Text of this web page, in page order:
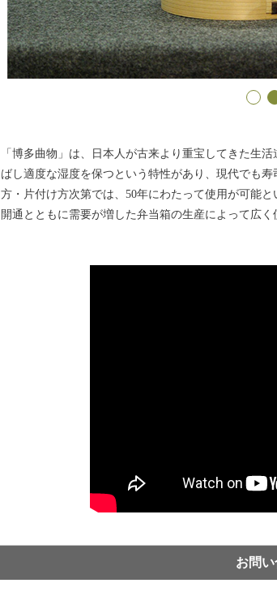
「博多曲物」は、日本人が古来より重宝してきた生
ばし適度な湿度を保つという特性があり、現代でも
方・片付け方次第では、50年にわたって使用が可能
開通とともに需要が増した弁当箱の生産によって広く
お問